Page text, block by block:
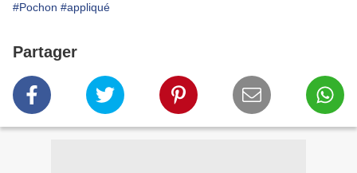
#Pochon #appliqué
Partager